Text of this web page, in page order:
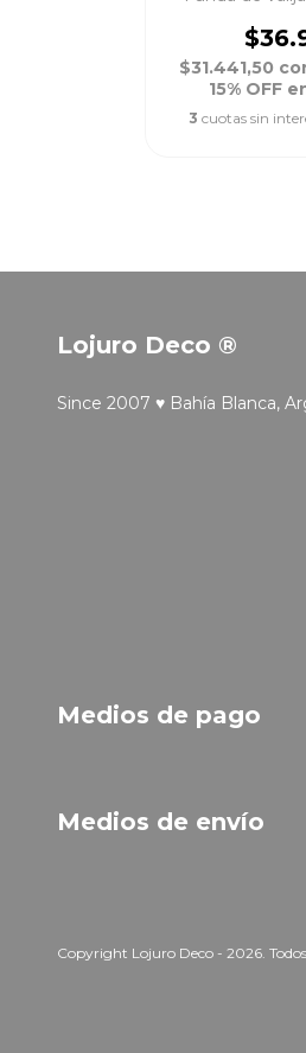
$31.441,50
15% OFF
3 cuotas sin
Lojuro Deco ®
Since 2007 ♥ Bahía Blanca,
Medios de pago
Medios de envío
Copyright Lojuro Deco - 2026. Todos